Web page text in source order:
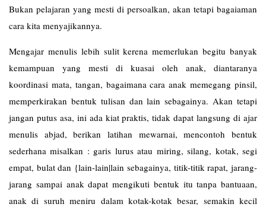
Bukan pelajaran yang mesti di persoalkan, akan tetapi bagaiaman
cara kita menyajikannya.
Mengajar menulis lebih sulit kerena memerlukan begitu banyak
kemampuan yang mesti di kuasai oleh anak, diantaranya
koordinasi mata, tangan, bagaimana cara anak memegang pinsil,
memperkirakan bentuk tulisan dan lain sebagainya. Akan tetapi
jangan putus asa, ini ada kiat praktis, tidak dapat langsung di ajar
menulis abjad, berikan latihan mewarnai, mencontoh bentuk
sederhana misalkan : garis lurus atau miring, silang, kotak, segi
empat, bulat dan {lain-lain|lain sebagainya, titik-titik rapat, jarang-
jarang sampai anak dapat mengikuti bentuk itu tanpa bantuaan,
anak di suruh meniru dalam kotak-kotak besar, semakin kecil